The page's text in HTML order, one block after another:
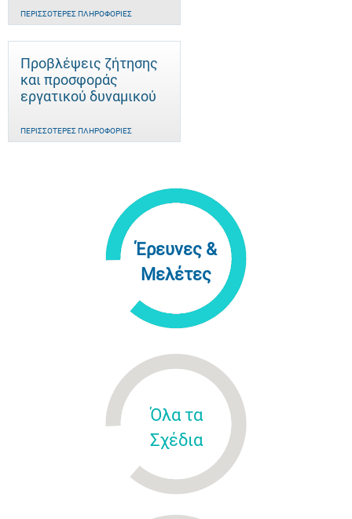
ΠΕΡΙΣΣΌΤΕΡΕΣ ΠΛΗΡΟΦΟΡΊΕΣ
Προβλέψεις ζήτησης
και προσφοράς
εργατικού δυναμικού
ΠΕΡΙΣΣΌΤΕΡΕΣ ΠΛΗΡΟΦΟΡΊΕΣ
Έρευνες &
Μελέτες
Όλα τα
Σχέδια